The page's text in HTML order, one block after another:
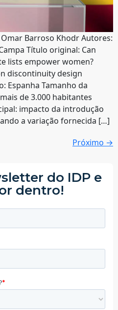
Barroso Khodr Autores:
Título original: Can
lists empower women?
discontinuity design
Espanha Tamanho da
de 3.000 habitantes
impacto da introdução
a variação fornecida […]
Próximo →
do IDP e
dentro!